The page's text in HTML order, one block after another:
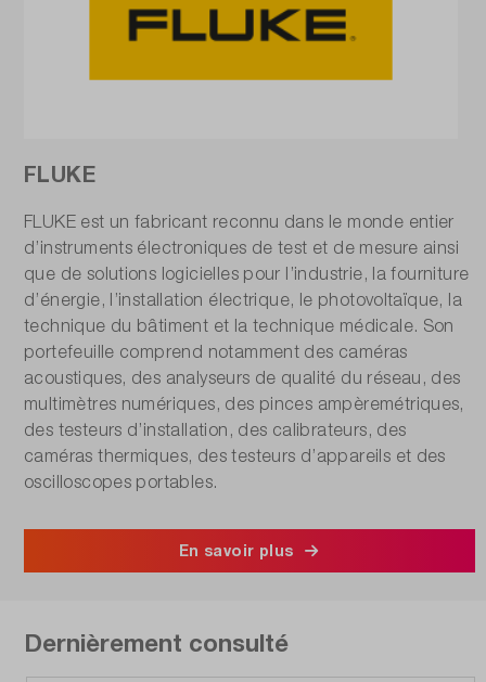
FLUKE
FLUKE est un fabricant reconnu dans le monde entier
d’instruments électroniques de test et de mesure ainsi
que de solutions logicielles pour l’industrie, la fourniture
d’énergie, l’installation électrique, le photovoltaïque, la
technique du bâtiment et la technique médicale. Son
portefeuille comprend notamment des caméras
acoustiques, des analyseurs de qualité du réseau, des
multimètres numériques, des pinces ampèremétriques,
des testeurs d’installation, des calibrateurs, des
caméras thermiques, des testeurs d’appareils et des
oscilloscopes portables.
En savoir plus
Dernièrement consulté